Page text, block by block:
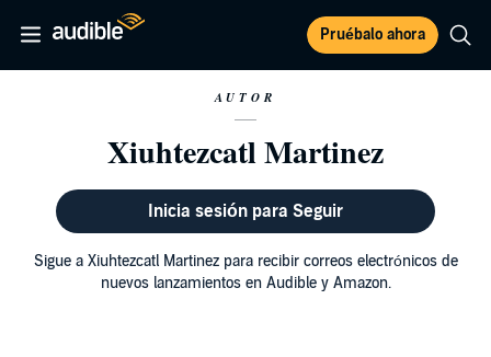
Pruébalo ahora
AUTOR
Xiuhtezcatl Martinez
Inicia sesión para Seguir
Sigue a Xiuhtezcatl Martinez para recibir correos electrónicos de
nuevos lanzamientos en Audible y Amazon.